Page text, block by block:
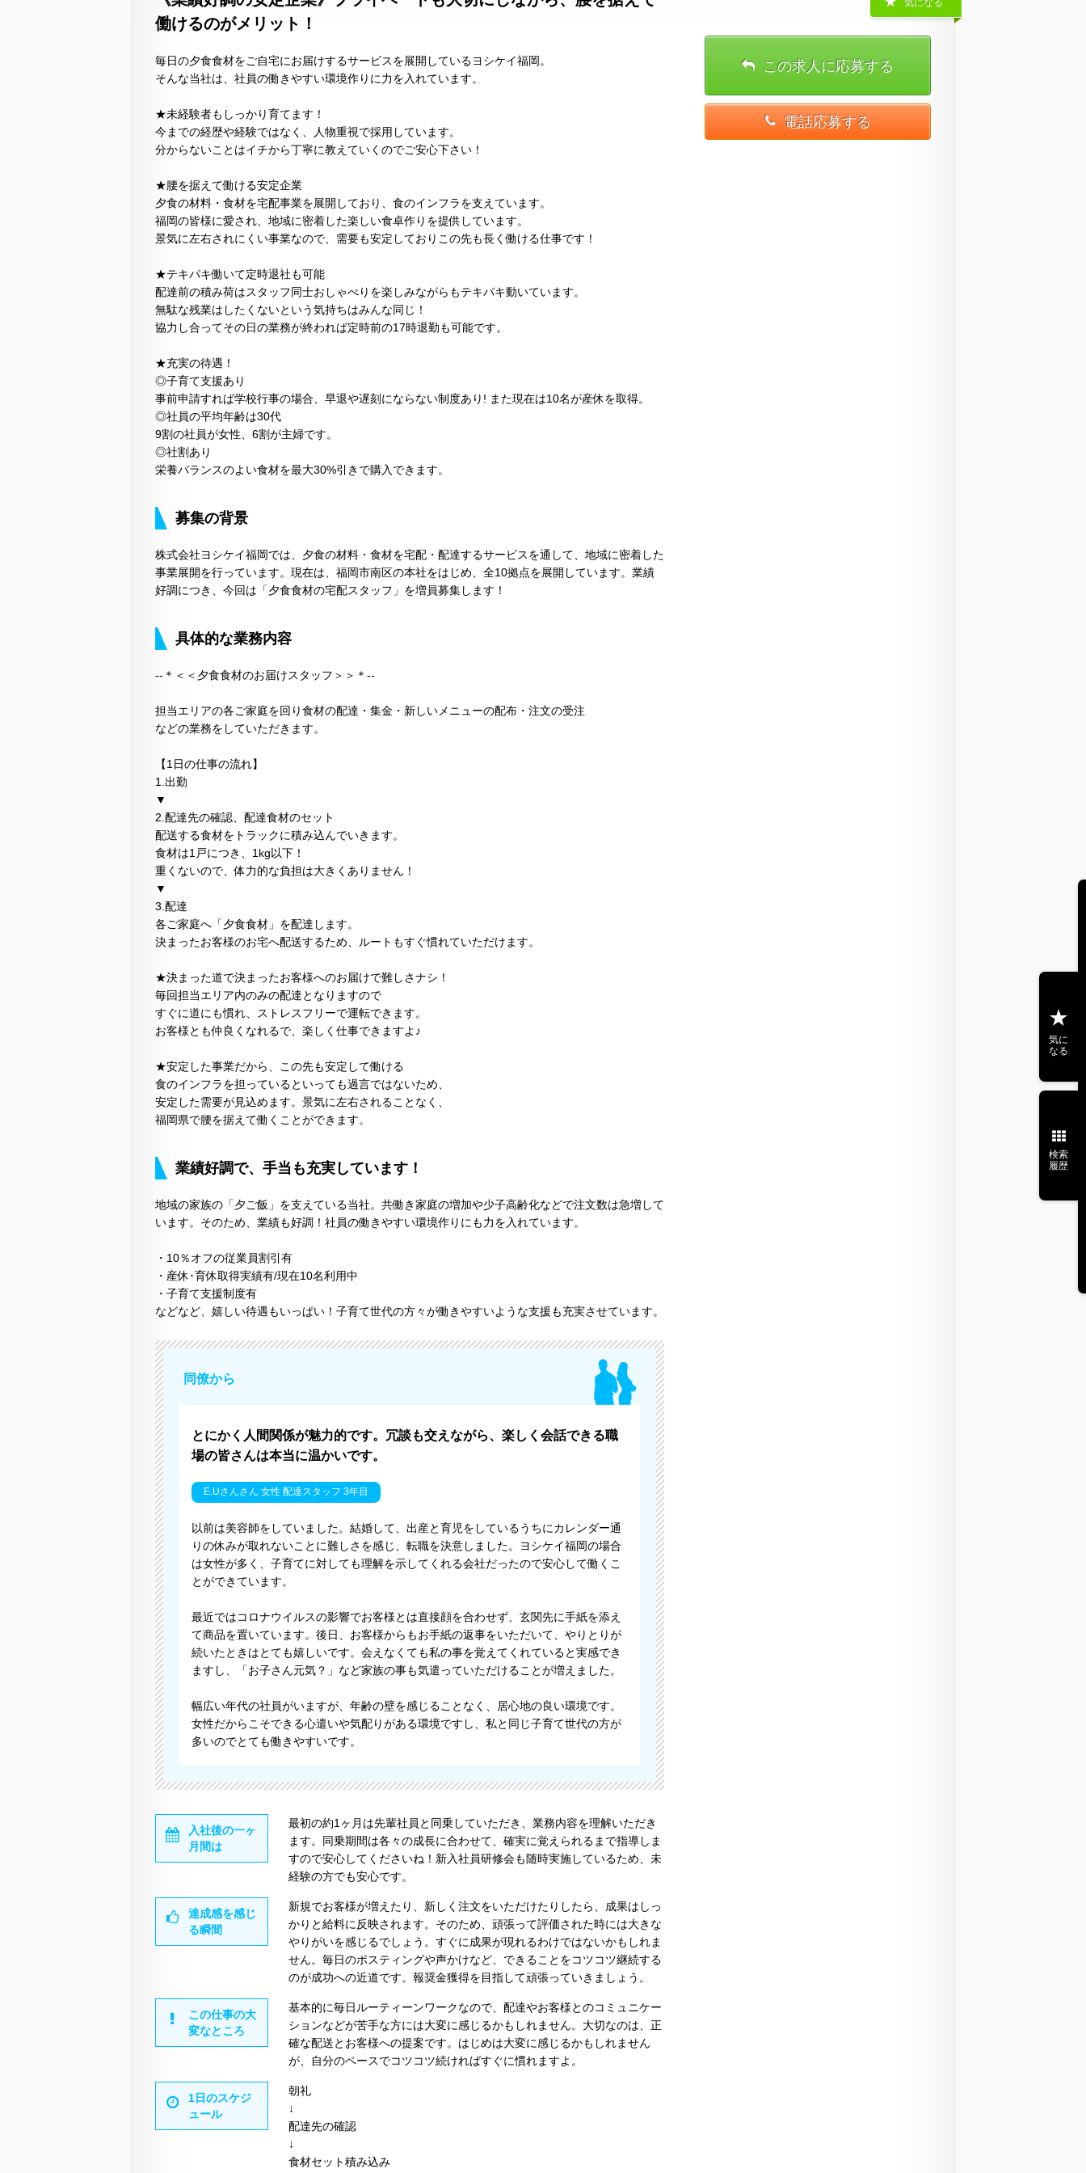
働けるのがメリット！
毎日の夕食食材をご自宅にお届けするサービスを展開しているヨシケイ福岡。
そんな当社は、社員の働きやすい環境作りに力を入れています。
★未経験者もしっかり育てます！
今までの経歴や経験ではなく、人物重視で採用しています。
分からないことはイチから丁寧に教えていくのでご安心下さい！
★腰を据えて働ける安定企業
夕食の材料・食材を宅配事業を展開しており、食のインフラを支えています。
福岡の皆様に愛され、地域に密着した楽しい食卓作りを提供しています。
景気に左右されにくい事業なので、需要も安定しておりこの先も長く働ける仕事です！
★テキパキ働いて定時退社も可能
配達前の積み荷はスタッフ同士おしゃべりを楽しみながらもテキパキ動いています。
無駄な残業はしたくないという気持ちはみんな同じ！
協力し合ってその日の業務が終われば定時前の17時退勤も可能です。
★充実の待遇！
◎子育て支援あり
事前申請すれば学校行事の場合、早退や遅刻にならない制度あり! また現在は10名が産休を取得。
◎社員の平均年齢は30代
9割の社員が女性、6割が主婦です。
◎社割あり
栄養バランスのよい食材を最大30%引きで購入できます。
募集の背景
株式会社ヨシケイ福岡では、夕食の材料・食材を宅配・配達するサービスを通して、地域に密着した
事業展開を行っています。現在は、福岡市南区の本社をはじめ、全10拠点を展開しています。業績
好調につき、今回は「夕食食材の宅配スタッフ」を増員募集します！
具体的な業務内容
--＊＜＜夕食食材のお届けスタッフ＞＞＊--
担当エリアの各ご家庭を回り食材の配達・集金・新しいメニューの配布・注文の受注
などの業務をしていただきます。
【1日の仕事の流れ】
1.出勤
▼
2.配達先の確認、配達食材のセット
配送する食材をトラックに積み込んでいきます。
食材は1戸につき、1kg以下！
重くないので、体力的な負担は大きくありません！
▼
3.配達
各ご家庭へ「夕食食材」を配達します。
決まったお客様のお宅へ配送するため、ルートもすぐ慣れていただけます。
★決まった道で決まったお客様へのお届けで難しさナシ！
毎回担当エリア内のみの配達となりますので
すぐに道にも慣れ、ストレスフリーで運転できます。
お客様とも仲良くなれるで、楽しく仕事できますよ♪
★安定した事業だから、この先も安定して働ける
食のインフラを担っているといっても過言ではないため、
安定した需要が見込めます。景気に左右されることなく、
福岡県で腰を据えて働くことができます。
業績好調で、手当も充実しています！
地域の家族の「夕ご飯」を支えている当社。共働き家庭の増加や少子高齢化などで注文数は急増して
います。そのため、業績も好調！社員の働きやすい環境作りにも力を入れています。
・10％オフの従業員割引有
・産休･育休取得実績有/現在10名利用中
・子育て支援制度有
などなど、嬉しい待遇もいっぱい！子育て世代の方々が働きやすいような支援も充実させています。
同僚から
とにかく人間関係が魅力的です。冗談も交えながら、楽しく会話できる職
場の皆さんは本当に温かいです。
E.Uさんさん 女性 配達スタッフ 3年目
以前は美容師をしていました。結婚して、出産と育児をしているうちにカレンダー通
りの休みが取れないことに難しさを感じ、転職を決意しました。ヨシケイ福岡の場合
は女性が多く、子育てに対しても理解を示してくれる会社だったので安心して働くこ
とができています。
最近ではコロナウイルスの影響でお客様とは直接顔を合わせず、玄関先に手紙を添え
て商品を置いています。後日、お客様からもお手紙の返事をいただいて、やりとりが
続いたときはとても嬉しいです。会えなくても私の事を覚えてくれていると実感でき
ますし、「お子さん元気？」など家族の事も気遣っていただけることが増えました。
幅広い年代の社員がいますが、年齢の壁を感じることなく、居心地の良い環境です。
女性だからこそできる心遣いや気配りがある環境ですし、私と同じ子育て世代の方が
多いのでとても働きやすいです。
入社後の一ヶ
月間は
最初の約1ヶ月は先輩社員と同乗していただき、業務内容を理解いただき
ます。同乗期間は各々の成⻑に合わせて、確実に覚えられるまで指導しま
すので安心してくださいね！新入社員研修会も随時実施しているため、未
経験の方でも安心です。
達成感を感じ
る瞬間
新規でお客様が増えたり、新しく注文をいただけたりしたら、成果はしっ
かりと給料に反映されます。そのため、頑張って評価された時には大きな
やりがいを感じるでしょう。すぐに成果が現れるわけではないかもしれま
せん。毎日のポスティングや声かけなど、できることをコツコツ継続する
のが成功への近道です。報奨金獲得を目指して頑張っていきましょう。
この仕事の大
変なところ
基本的に毎日ルーティーンワークなので、配達やお客様とのコミュニケー
ションなどが苦手な方には大変に感じるかもしれません。大切なのは、正
確な配送とお客様への提案です。はじめは大変に感じるかもしれません
が、自分のペースでコツコツ続ければすぐに慣れますよ。
1日のスケジ
ュール
朝礼
↓
配達先の確認
↓
食材セット積み込み
この求人に応募する
電話応募する
気に
なる
検索
履歴